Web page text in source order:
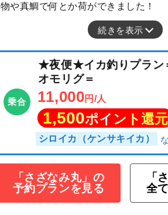
物や真鯛で何とか荷ができました！
続きを表示
★夜便★イカ釣りプ
オモリグ＝
11,000
「さざなみ丸」の
予約プランを見る
「
全